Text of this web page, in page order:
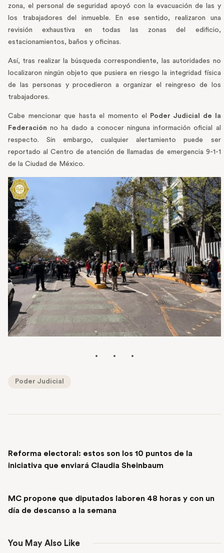
zona, el personal de seguridad apoyó con la evacuación de las y
los trabajadores del inmueble. En ese sentido, realizaron una
revisión exhaustiva en todas las zonas del edificio,
estacionamientos, baños y oficinas.
Así, tras realizar la búsqueda correspondiente, las autoridades no
localizaron ningún objeto que pusiera en riesgo la integridad física
de las personas y procedieron a organizar el reingreso de los
trabajadores.
Cabe mencionar que hasta el momento el
Poder Judicial de la
Federación no ha dado a conocer ninguna información oficial al
respecto. Sin embargo, cualquier alertamiento puede ser
reportado al Centro de atención de llamadas de emergencia 9-1-1
de la Ciudad de México.
Poder Judicial
Reforma electoral: estos son los 10 puntos de la
iniciativa que enviará Claudia Sheinbaum
MC propone que diputados laboren 48 horas y con un
día de descanso a la semana
You May Also Like